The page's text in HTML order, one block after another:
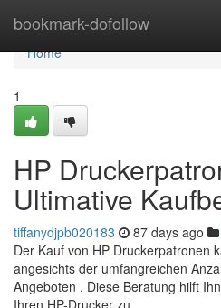
bookmark-dofollow
Home
Home
1
HP
Ultimative
tiffanydjpb020183 87 days ago
Der Kauf von HP Druckerpatronen
angesichts der umfangreichen
Angeboten . Diese Beratung hilft
Ihren HP-Drucker zu